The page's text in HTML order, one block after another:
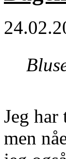
Jeg har
men